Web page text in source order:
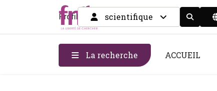
Profil scientifique Display
La recherche ACCUEIL